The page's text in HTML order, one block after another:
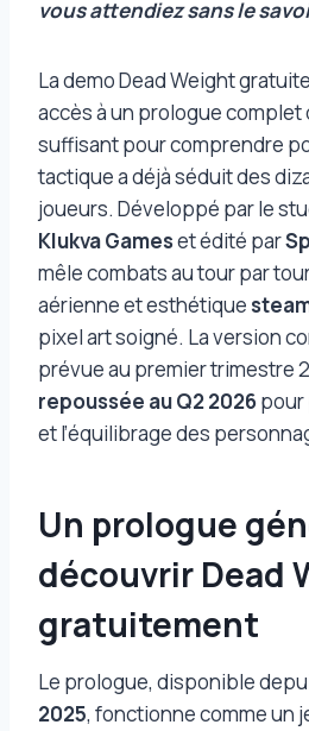
vous attendiez sans le
La demo Dead Weight gratuite
accès à un prologue complet
suffisant pour comprendre
tactique a déjà séduit des
joueurs. Développé par le
Klukva Gameset édité par
mêle combats au tour par
aérienne et esthétique
pixel art soigné. La version
prévue au premier trimestre
repoussée au Q2 2026pour
et l’équilibrage des
Un prologue
découvrir Dead
gratuitement
Le prologue, disponible
2025, fonctionne comme un